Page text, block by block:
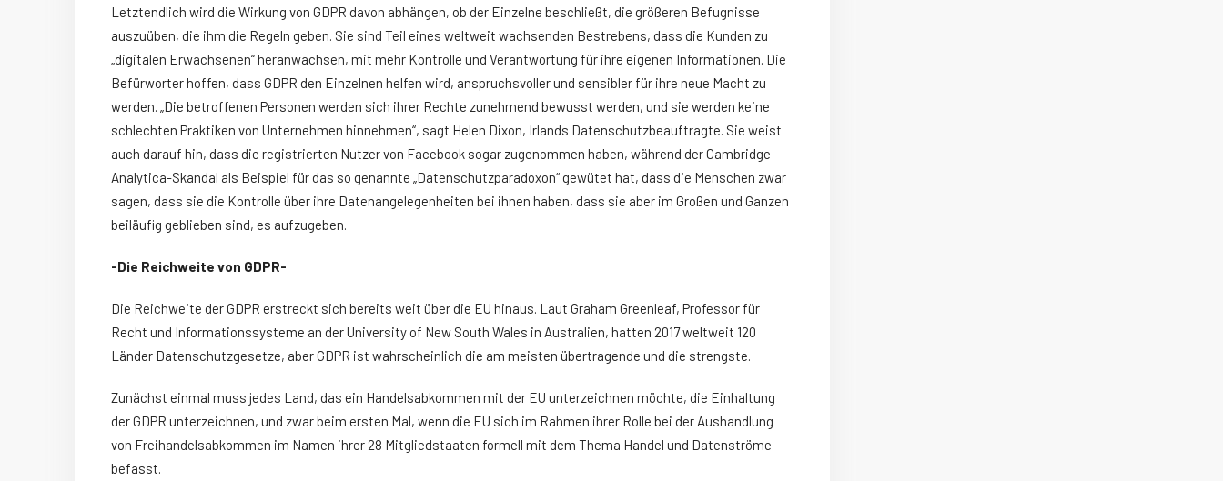
Letztendlich wird die Wirkung von GDPR davon abhängen, ob der Einzelne beschließt, die größeren Befugnisse
auszuüben, die ihm die Regeln geben. Sie sind Teil eines weltweit wachsenden Bestrebens, dass die Kunden zu
„digitalen Erwachsenen“ heranwachsen, mit mehr Kontrolle und Verantwortung für ihre eigenen Informationen. Die
Befürworter hoffen, dass GDPR den Einzelnen helfen wird, anspruchsvoller und sensibler für ihre neue Macht zu
werden. „Die betroffenen Personen werden sich ihrer Rechte zunehmend bewusst werden, und sie werden keine
schlechten Praktiken von Unternehmen hinnehmen“, sagt Helen Dixon, Irlands Datenschutzbeauftragte. Sie weist
auch darauf hin, dass die registrierten Nutzer von Facebook sogar zugenommen haben, während der Cambridge
Analytica-Skandal als Beispiel für das so genannte „Datenschutzparadoxon“ gewütet hat, dass die Menschen zwar
sagen, dass sie die Kontrolle über ihre Datenangelegenheiten bei ihnen haben, dass sie aber im Großen und Ganzen
beiläufig geblieben sind, es aufzugeben.
-Die Reichweite von GDPR-
Die Reichweite der GDPR erstreckt sich bereits weit über die EU hinaus. Laut Graham Greenleaf, Professor für
Recht und Informationssysteme an der University of New South Wales in Australien, hatten 2017 weltweit 120
Länder Datenschutzgesetze, aber GDPR ist wahrscheinlich die am meisten übertragende und die strengste.
Zunächst einmal muss jedes Land, das ein Handelsabkommen mit der EU unterzeichnen möchte, die Einhaltung
der GDPR unterzeichnen, und zwar beim ersten Mal, wenn die EU sich im Rahmen ihrer Rolle bei der Aushandlung
von Freihandelsabkommen im Namen ihrer 28 Mitgliedstaaten formell mit dem Thema Handel und Datenströme
befasst.